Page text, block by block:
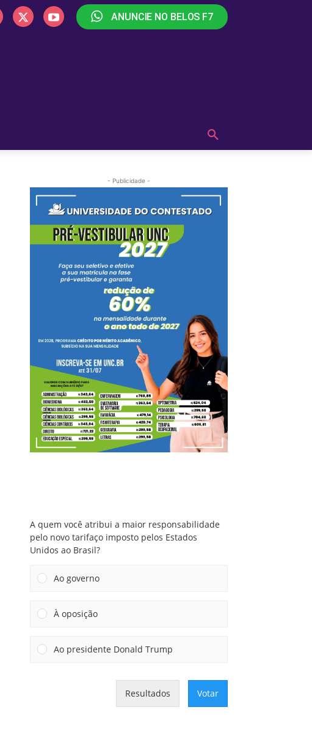
ANUNCIE NO BELOS F7
- Publicidade -
A quem você atribui a maior responsabilidade
pelo novo tarifaço imposto pelos Estados
Unidos ao Brasil?
Ao governo
À oposição
Ao presidente Donald Trump
Resultados Votar